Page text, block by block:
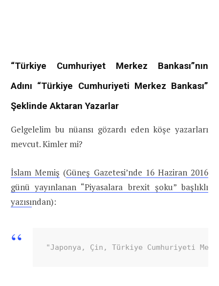
“Türkiye Cumhuriyet Merkez Bankası”nın
Adını “Türkiye Cumhuriyeti Merkez Bankası”
Şeklinde Aktaran Yazarlar
Gelgelelim bu nüansı gözardı eden köşe yazarları
mevcut. Kimler mi?
İslam Memiş (Güneş Gazetesi’nde 16 Haziran 2016
günü yayınlanan “Piyasalara brexit şoku” başlıklı
yazısından):
"Japonya, Çin, Türkiye Cumhuriyeti